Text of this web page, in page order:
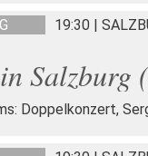
19:30 |
Salzburg
Doppelkonzert,